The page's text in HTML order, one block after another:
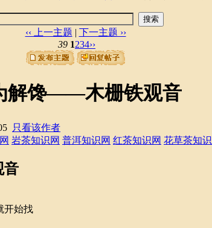
搜索
‹‹ 上一主题 | 下一主题 ››
39 1234››
解馋——木栅铁观音
只看该作者
岩茶知识网 普洱知识网 红茶知识网 花草茶知识
音
开始找